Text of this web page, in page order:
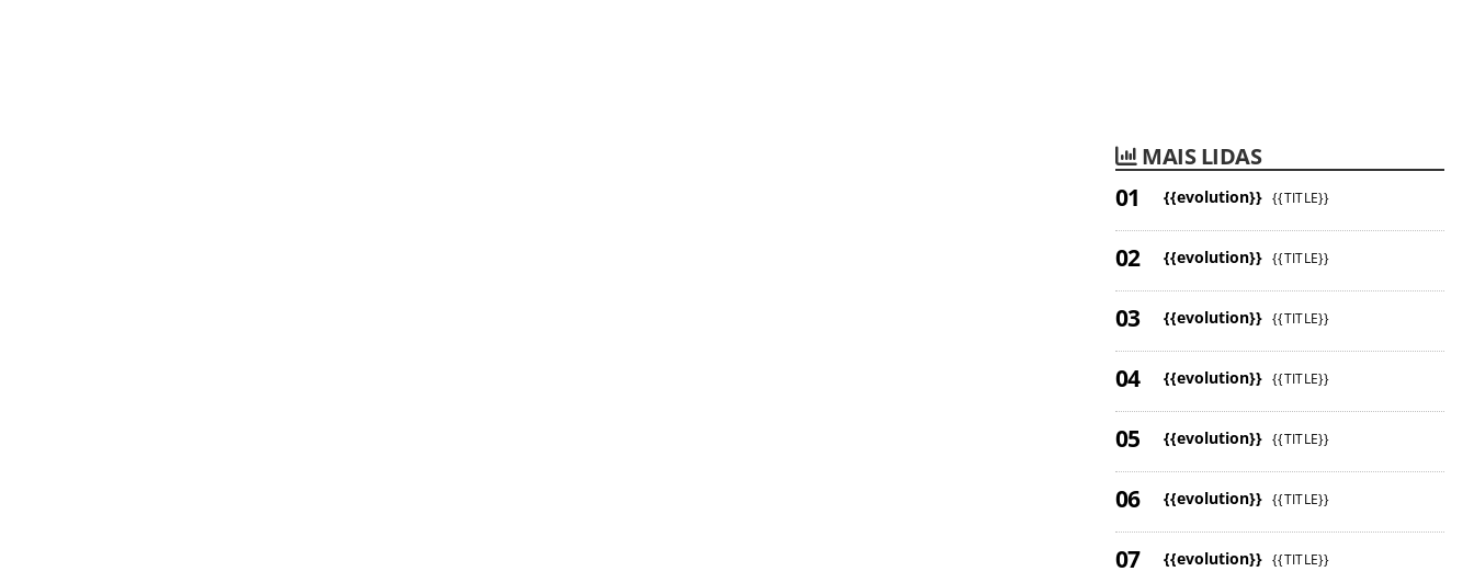
MAIS LIDAS
{{evolution}} {{TITLE}}
{{evolution}} {{TITLE}}
{{evolution}} {{TITLE}}
{{evolution}} {{TITLE}}
{{evolution}} {{TITLE}}
{{evolution}} {{TITLE}}
{{evolution}} {{TITLE}}